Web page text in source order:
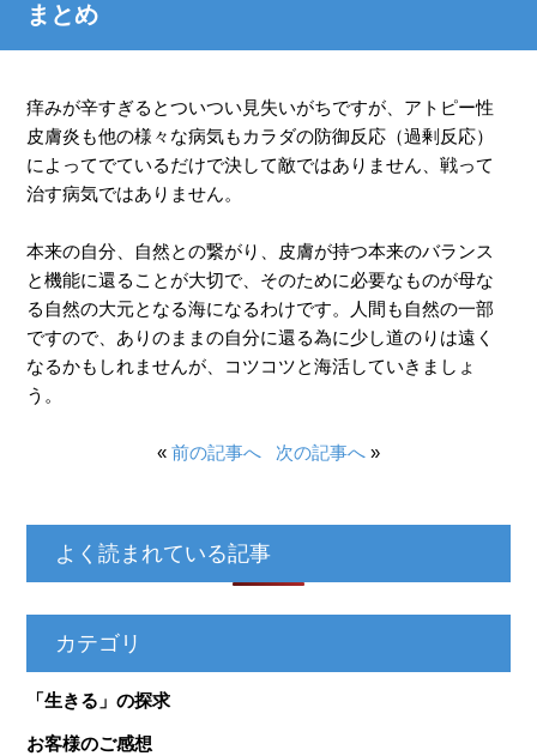
まとめ
痒みが辛すぎるとついつい見失いがちですが、アトピー性
皮膚炎も他の様々な病気もカラダの防御反応（過剰反応）
によってでているだけで決して敵ではありません、戦って
治す病気ではありません。
本来の自分、自然との繋がり、皮膚が持つ本来のバランス
と機能に還ることが大切で、そのために必要なものが母な
る自然の大元となる海になるわけです。人間も自然の一部
ですので、ありのままの自分に還る為に少し道のりは遠く
なるかもしれませんが、コツコツと海活していきましょ
う。
« 前の記事へ 次の記事へ »
よく読まれている記事
カテゴリ
「生きる」の探求
お客様のご感想